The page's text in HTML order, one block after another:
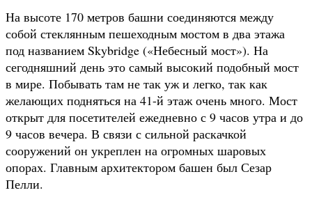
На высоте 170 метров башни соединяются между
собой стеклянным пешеходным мостом в два этажа
под названием Skybridge («Небесный мост»). На
сегодняшний день это самый высокий подобный мост
в мире. Побывать там не так уж и легко, так как
желающих подняться на 41-й этаж очень много. Мост
открыт для посетителей ежедневно с 9 часов утра и до
9 часов вечера. В связи с сильной раскачкой
сооружений он укреплен на огромных шаровых
опорах. Главным архитектором башен был Сезар
Пелли.